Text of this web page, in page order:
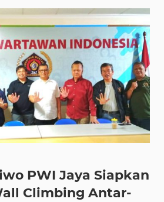
PWI Jaya Siapkan
Climbing Antar-